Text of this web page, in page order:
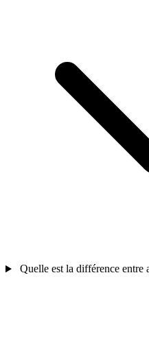
Quelle est la différence entre